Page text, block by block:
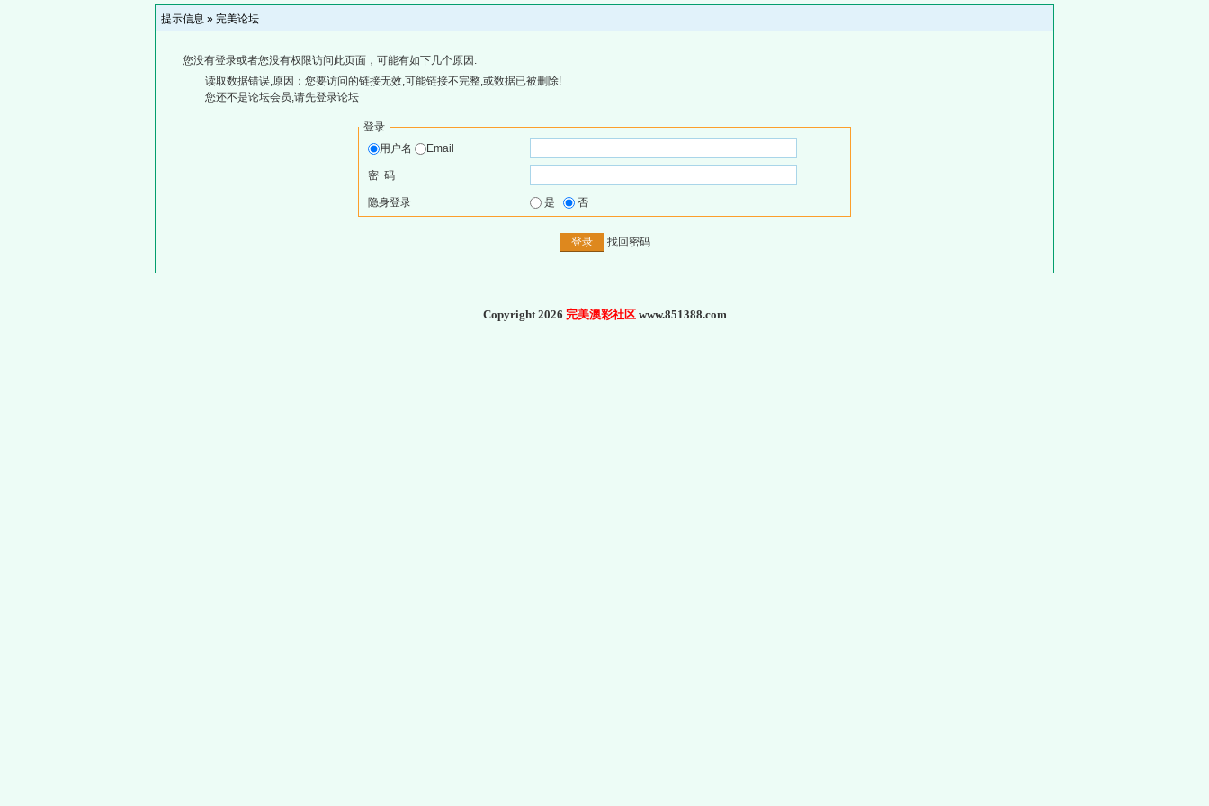
提示信息 » 完美论坛
您没有登录或者您没有权限访问此页面，可能有如下几个原因:
读取数据错误,原因：您要访问的链接无效,可能链接不完整,或数据已被删除!
您还不是论坛会员,请先登录论坛
登录
用户名
Email
密 码
隐身登录 是 否
找回密码
Copyright 2026 完美澳彩社区www.851388.com